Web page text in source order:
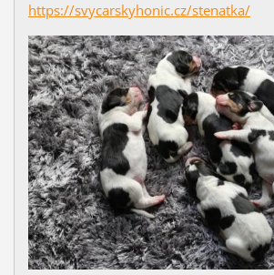
https://svycarskyhonic.cz/stenatka/